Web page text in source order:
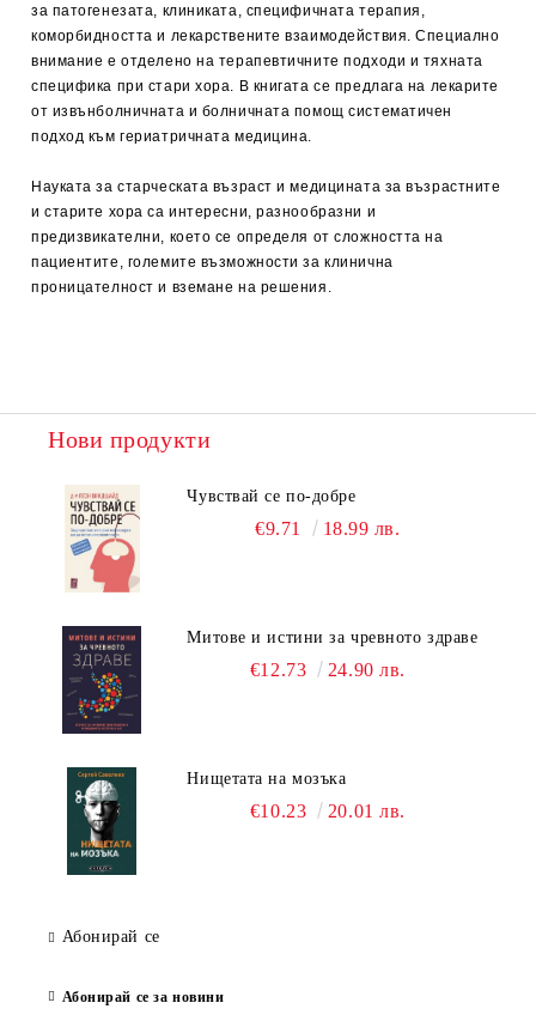
за патогенезата, клиниката, специфичната терапия,
коморбидността и лекарствените взаимодействия. Специално
внимание е отделено на терапевтичните подходи и тяхната
специфика при стари хора. В книгата се предлага на лекарите
от извънболничната и болничната помощ систематичен
подход към гериатричната медицина.
Науката за старческата възраст и медицината за възрастните
и старите хора са интересни, разнообразни и
предизвикателни, което се определя от сложността на
пациентите, големите възможности за клинична
проницателност и вземане на решения.
Нови продукти
Чувствай се по-добре
€9.71 18.99 лв.
Митове и истини за чревното здраве
€12.73 24.90 лв.
Нищетата на мозъка
€10.23 20.01 лв.
Абонирай се
Абонирай се за новини